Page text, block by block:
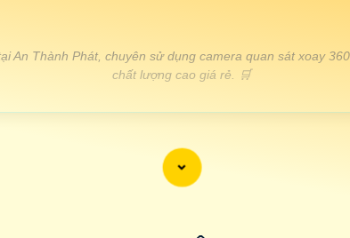
Thành Phát, chuyên sử dụng camera quan sát xoay
chất lượng cao giá rẻ. 🛒
1.400.000 VNĐĐộ phân giải 2.0 MP